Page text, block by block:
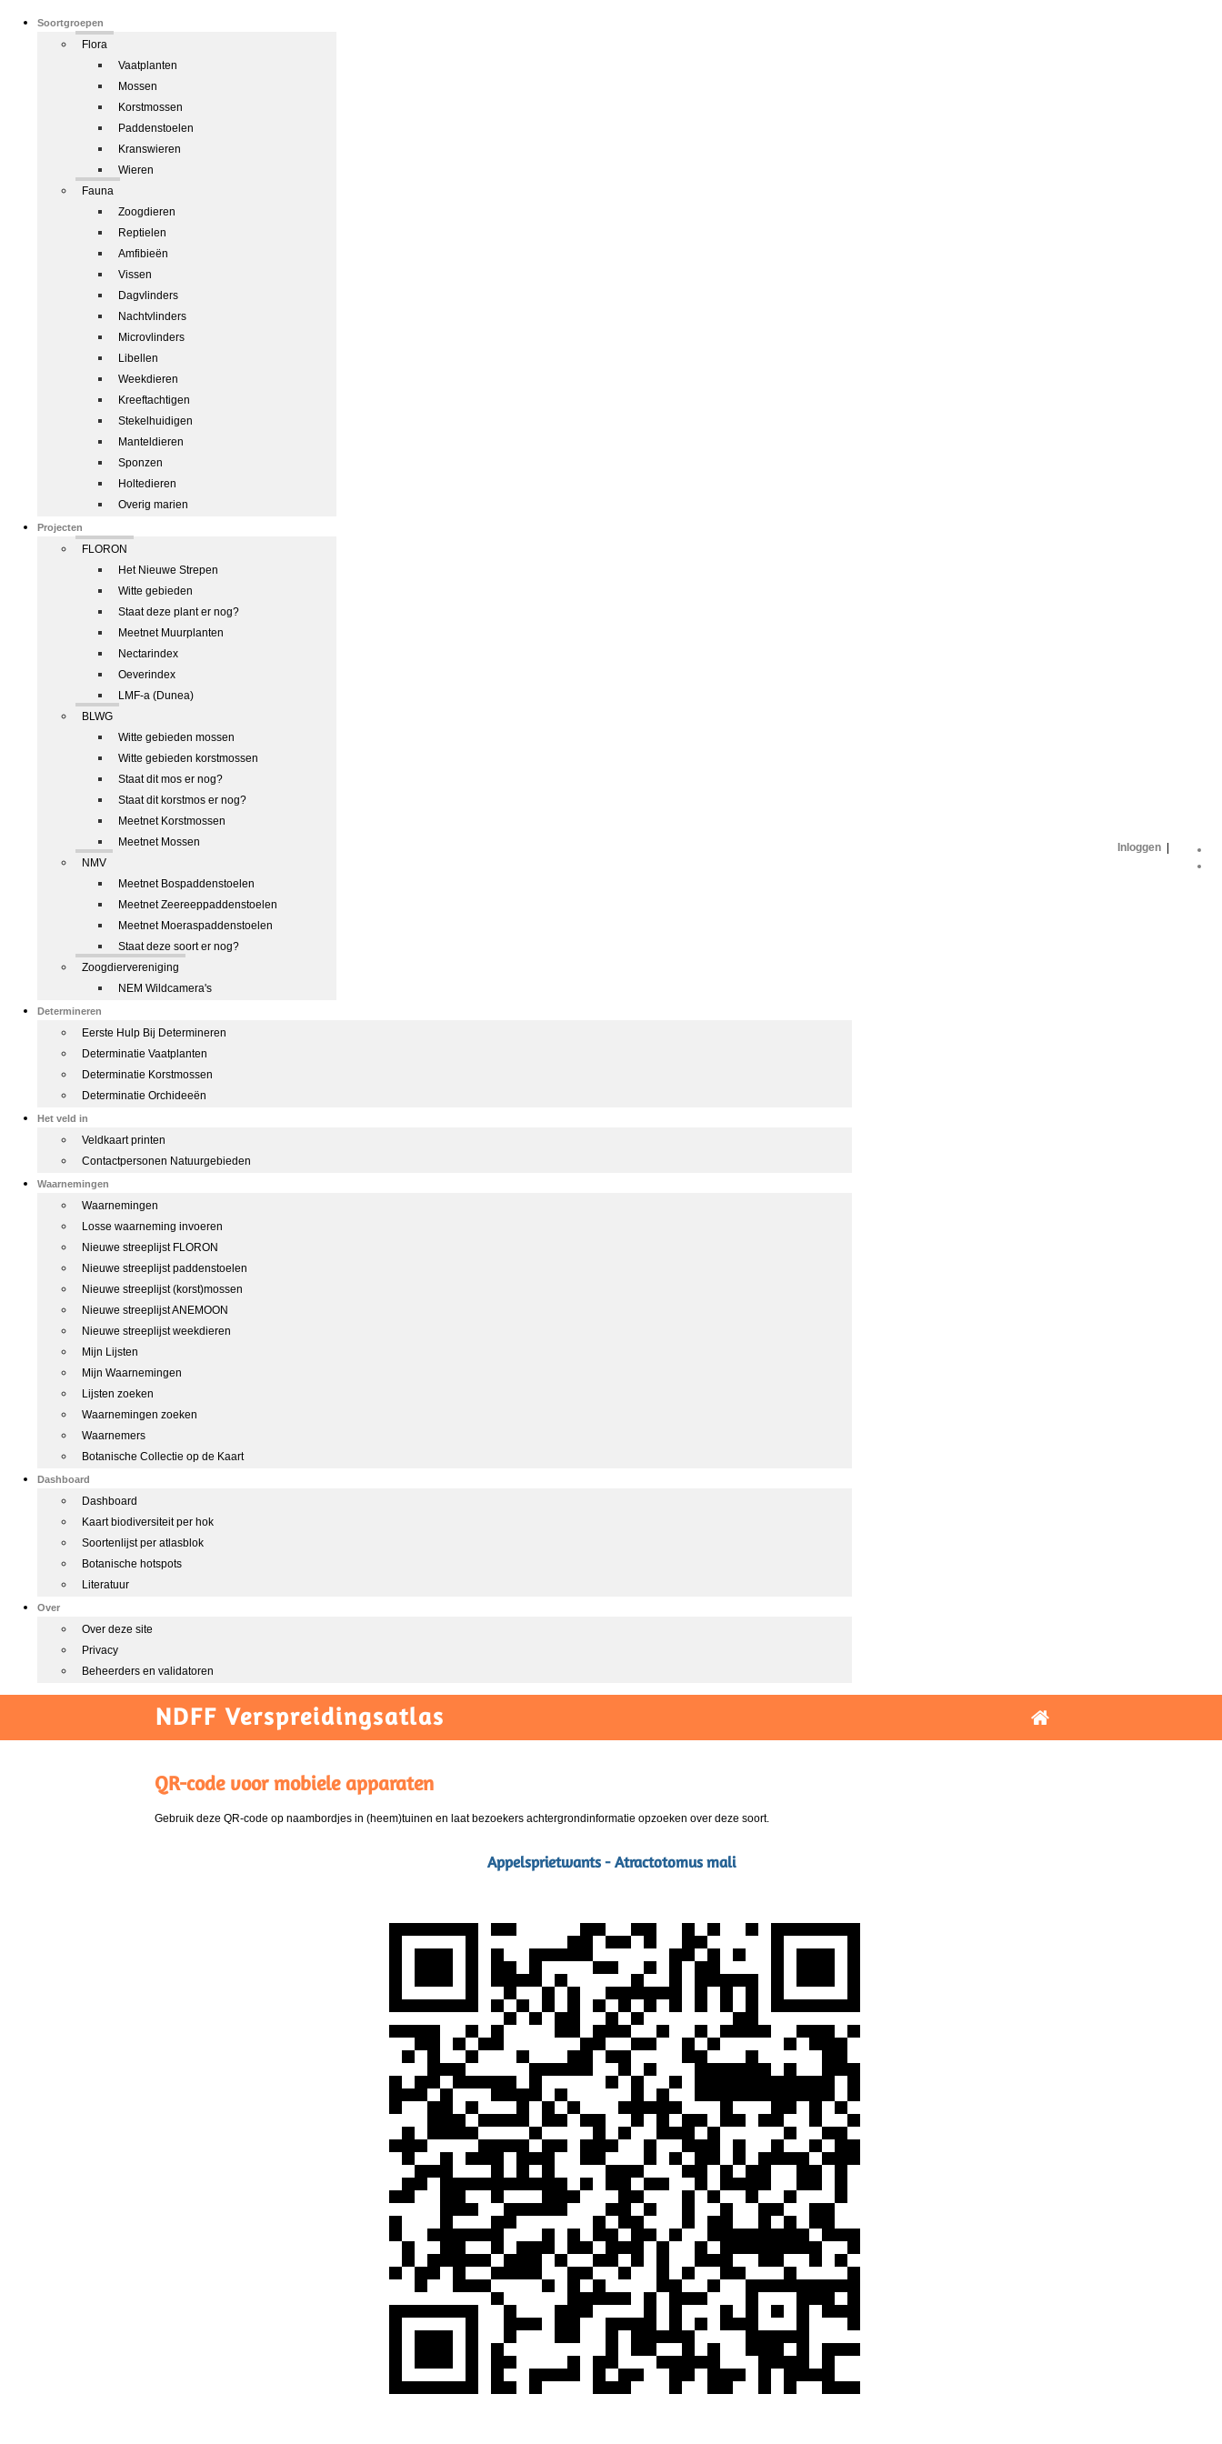
Soortgroepen
Flora
Vaatplanten
Mossen
Korstmossen
Paddenstoelen
Kranswieren
Wieren
Fauna
Zoogdieren
Reptielen
Amfibieën
Vissen
Dagvlinders
Nachtvlinders
Microvlinders
Libellen
Weekdieren
Kreeftachtigen
Stekelhuidigen
Manteldieren
Sponzen
Holtedieren
Overig marien
Projecten
FLORON
Het Nieuwe Strepen
Witte gebieden
Staat deze plant er nog?
Meetnet Muurplanten
Nectarindex
Oeverindex
LMF-a (Dunea)
BLWG
Witte gebieden mossen
Witte gebieden korstmossen
Staat dit mos er nog?
Staat dit korstmos er nog?
Meetnet Korstmossen
Meetnet Mossen
NMV
Meetnet Bospaddenstoelen
Meetnet Zeereeppaddenstoelen
Meetnet Moeraspaddenstoelen
Staat deze soort er nog?
Zoogdiervereniging
NEM Wildcamera's
Determineren
Eerste Hulp Bij Determineren
Determinatie Vaatplanten
Determinatie Korstmossen
Determinatie Orchideeën
Het veld in
Veldkaart printen
Contactpersonen Natuurgebieden
Waarnemingen
Waarnemingen
Losse waarneming invoeren
Nieuwe streeplijst FLORON
Nieuwe streeplijst paddenstoelen
Nieuwe streeplijst (korst)mossen
Nieuwe streeplijst ANEMOON
Nieuwe streeplijst weekdieren
Mijn Lijsten
Mijn Waarnemingen
Lijsten zoeken
Waarnemingen zoeken
Waarnemers
Botanische Collectie op de Kaart
Dashboard
Dashboard
Kaart biodiversiteit per hok
Soortenlijst per atlasblok
Botanische hotspots
Literatuur
Over
Over deze site
Privacy
Beheerders en validatoren
Inloggen
NDFF Verspreidingsatlas
QR-code voor mobiele apparaten
Gebruik deze QR-code op naambordjes in (heem)tuinen en laat bezoekers achtergrondinformatie opzoeken over deze soort.
Appelsprietwants - Atractotomus mali